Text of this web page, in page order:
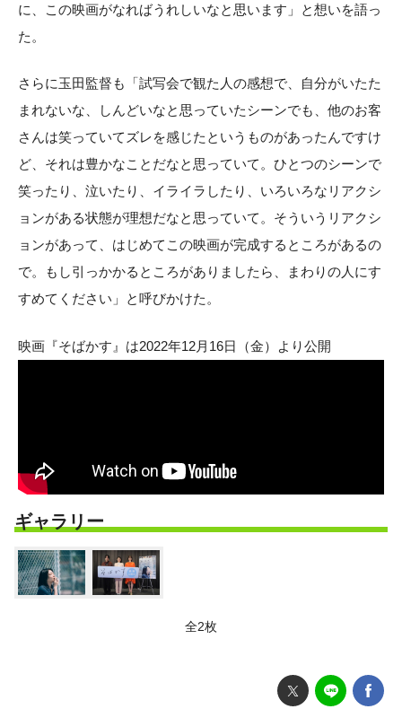
に、この映画がなればうれしいなと思います」と想いを語っ
た。
さらに玉田監督も「試写会で観た人の感想で、自分がいたた
まれないな、しんどいなと思っていたシーンでも、他のお客
さんは笑っていてズレを感じたというものがあったんですけ
ど、それは豊かなことだなと思っていて。ひとつのシーンで
笑ったり、泣いたり、イライラしたり、いろいろなリアクシ
ョンがある状態が理想だなと思っていて。そういうリアクシ
ョンがあって、はじめてこの映画が完成するところがあるの
で。もし引っかかるところがありましたら、まわりの人にす
すめてください」と呼びかけた。
映画『そばかす』は2022年12月16日（金）より公開
ギャラリー
全2枚